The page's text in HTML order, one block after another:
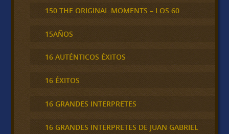
150 THE ORIGINAL MOMENTS – LOS 60
15AÑOS
16 AUTÉNTICOS ÉXITOS
16 ÉXITOS
16 GRANDES INTERPRETES
16 GRANDES INTERPRETES DE JUAN GABRIEL